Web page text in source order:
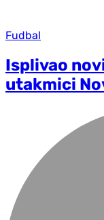
Fudbal
Isplivao
utakmici